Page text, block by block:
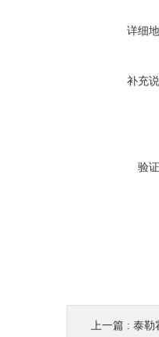
详细
补充
验
上一篇 : 泰勒